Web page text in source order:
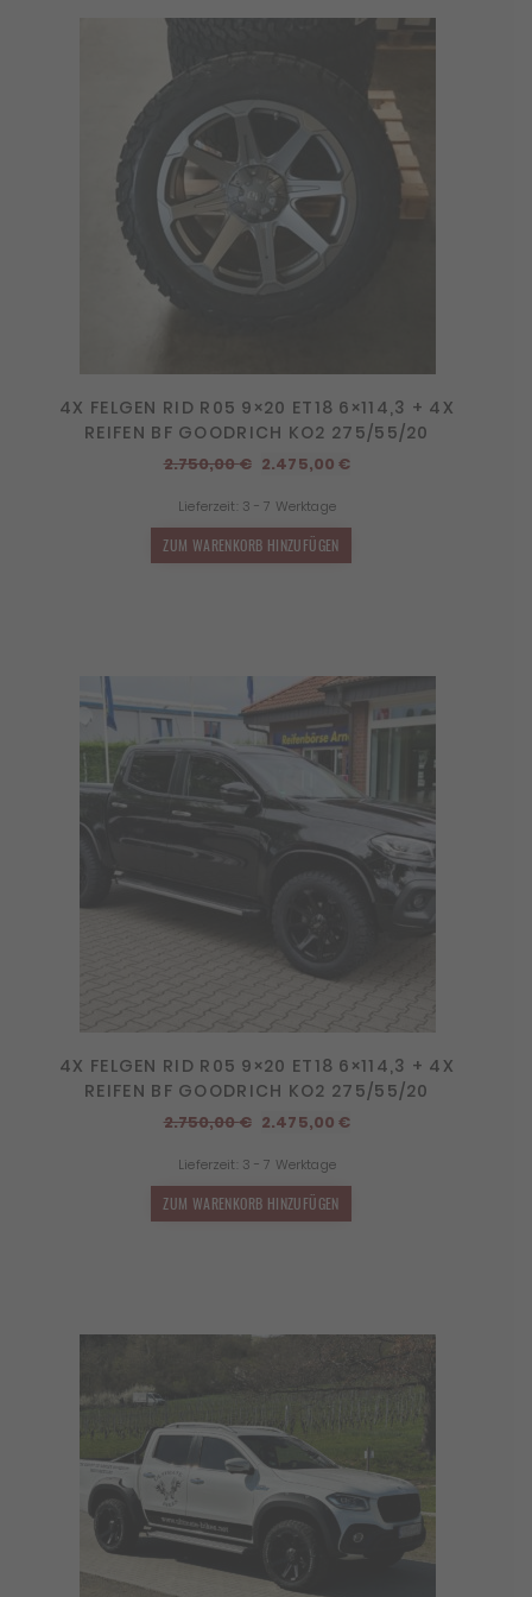
4X FELGEN RID R05 9×20 ET18 6×114,3 + 4X
REIFEN BF GOODRICH KO2 275/55/20
2.750,00€ Ursprünglicher
war:
2.750,00 €
2.475,00€Aktueller
Lieferzeit: 3 - 7 Werktage
ZUM WARENKORB HINZUFÜGEN
4X FELGEN RID R05 9×20 ET18 6×114,3 + 4X
REIFEN BF GOODRICH KO2 275/55/20
2.750,00€ Ursprünglicher
war:
2.750,00 €
2.475,00€Aktueller
Lieferzeit: 3 - 7 Werktage
ZUM WARENKORB HINZUFÜGEN